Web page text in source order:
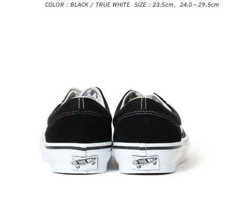
COLOR：BLACK / TRUE WHITE SIZE：23.5cm、24.0～29.5cm